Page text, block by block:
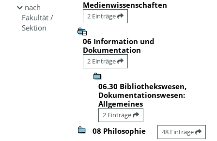
nach
Fakultät /
Sektion
Medienwissenschaften
2 Einträge
06 Information und
Dokumentation
2 Einträge
06.30 Bibliothekswesen,
Dokumentationswesen:
Allgemeines
2 Einträge
08 Philosophie 48 Einträge